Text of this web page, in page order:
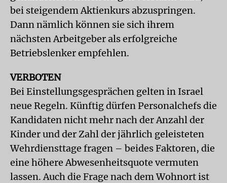
bei steigendem Aktienkurs abzuspringen.
Dann nämlich können sie sich ihrem
nächsten Arbeitgeber als erfolgreiche
Betriebslenker empfehlen.
VERBOTEN
Bei Einstellungsgesprächen gelten in Israel
neue Regeln. Künftig dürfen Personalchefs die
Kandidaten nicht mehr nach der Anzahl der
Kinder und der Zahl der jährlich geleisteten
Wehrdiensttage fragen – beides Faktoren, die
eine höhere Abwesenheitsquote vermuten
lassen. Auch die Frage nach dem Wohnort ist